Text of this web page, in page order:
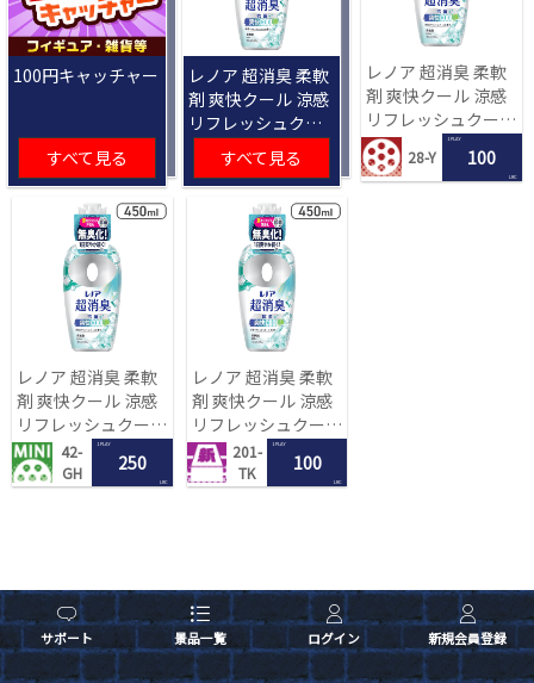
サポート 景品一覧 ログイン 新規会員登録
100円キャッチャー
すべて見る
レノア 超消臭 柔軟
剤 爽快クール 涼感
リフレッシュクー
ルの香り 450mL
すべて見る
レノア 超消臭 柔軟
剤 爽快クール 涼感
リフレッシュクール
の香り 450mL[R]
28-Y
1 PLAY
100
LRC
レノア 超消臭 柔軟
剤 爽快クール 涼感
リフレッシュクール
の香り 450mL[R]
42-
GH
1 PLAY
250
LRC
レノア 超消臭 柔軟
剤 爽快クール 涼感
リフレッシュクール
の香り 450mL[R]
201-
TK
1 PLAY
100
LRC